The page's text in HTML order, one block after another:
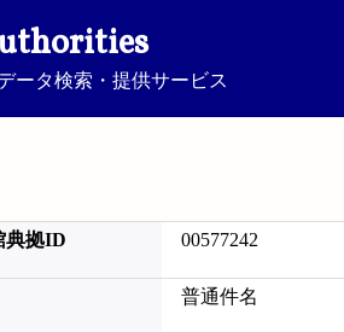
ータ検索・提供サービス
典拠ID 00577242
普通件名